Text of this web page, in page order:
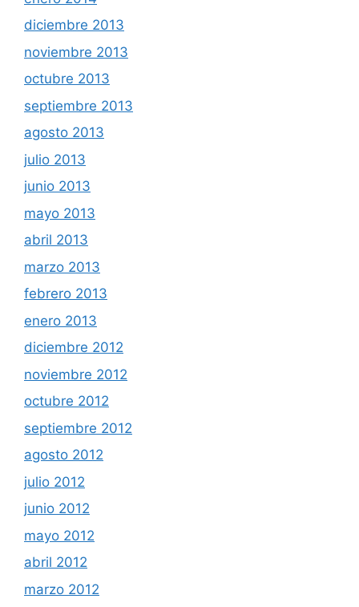
diciembre 2013
noviembre 2013
octubre 2013
septiembre 2013
agosto 2013
julio 2013
junio 2013
mayo 2013
abril 2013
marzo 2013
febrero 2013
enero 2013
diciembre 2012
noviembre 2012
octubre 2012
septiembre 2012
agosto 2012
julio 2012
junio 2012
mayo 2012
abril 2012
marzo 2012